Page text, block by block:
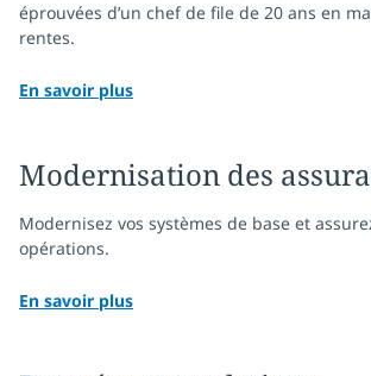
éprouvées d’un chef de file de 20 ans en
rentes.
En savoir plus
Modernisation des
Modernisez vos systèmes de base et
opérations.
En savoir plus